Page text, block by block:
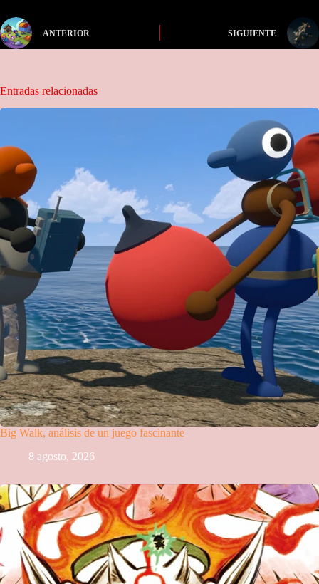
ANTERIOR SIGUIENTE
Entradas relacionadas
Big Walk, análisis de un juego fascinante
8 agosto, 2026